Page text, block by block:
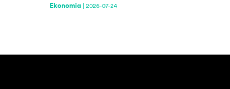
Ekonomia 2026-07-24